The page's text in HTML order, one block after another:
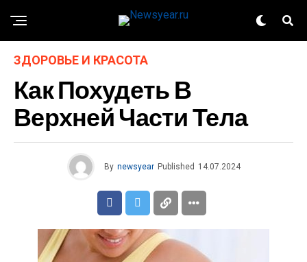
ЗДОРОВЬЕ И КРАСОТА
Как Похудеть В
Верхней Части Тела
By newsyear Published 14.07.2024